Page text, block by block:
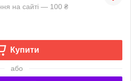
на сайті — 100 ₴
Купити
або